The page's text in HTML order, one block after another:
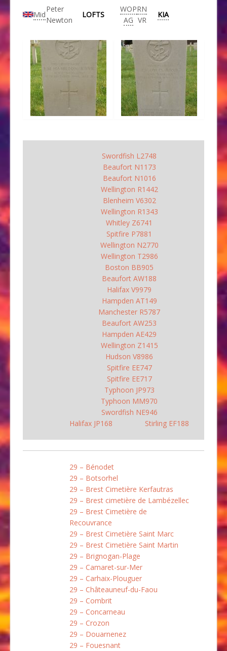
Mid
Peter
Newton
LOFTS
WOP
AG
RN
VR
KIA
Swordfish L2748
Beaufort N1173
Beaufort N1016
Wellington R1442
Blenheim V6302
Wellington R1343
Whitley Z6741
Spitfire P7881
Wellington N2770
Wellington T2986
Boston BB905
Beaufort AW188
Halifax V9979
Hampden AT149
Manchester R5787
Beaufort AW253
Hampden AE429
Wellington Z1415
Hudson V8986
Spitfire EE747
Spitfire EE717
Typhoon JP973
Typhoon MM970
Swordfish NE946
Halifax JP168
Stirling EF188
29 – Bénodet
29 – Botsorhel
29 – Brest Cimetière Kerfautras
29 – Brest cimetière de Lambézellec
29 – Brest Cimetière de
Recouvrance
29 – Brest Cimetière Saint Marc
29 – Brest Cimetière Saint Martin
29 – Brignogan-Plage
29 – Camaret-sur-Mer
29 – Carhaix-Plouguer
29 – Châteauneuf-du-Faou
29 – Combrit
29 – Concarneau
29 – Crozon
29 – Douarnenez
29 – Fouesnant